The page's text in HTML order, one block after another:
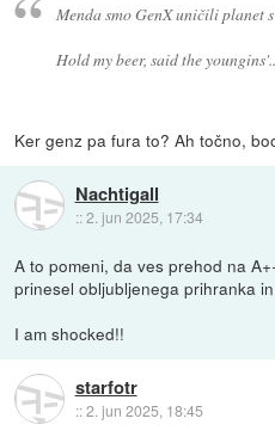
Menda smo GenX uničili planet
Hold my beer, said the
Ker genz pa fura to? Ah točno,
Nachtigall
::2. jun 2025, 17:34
A to pomeni, da ves prehod na
prinesel obljubljenega prihranka
I am shocked!!
starfotr
::2. jun 2025, 18:45